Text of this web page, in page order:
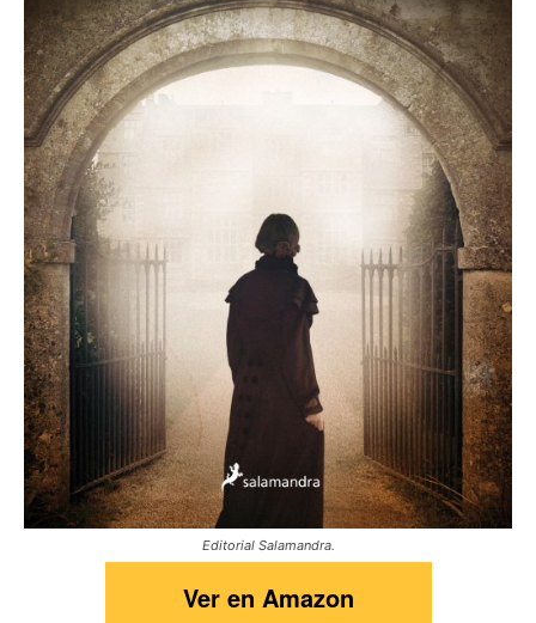
Editorial Salamandra.
Ver en Amazon